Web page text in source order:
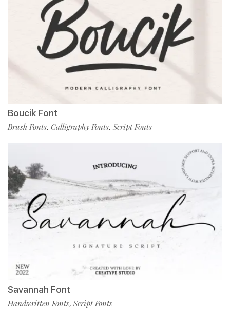
Boucik Font
Brush Fonts, Calligraphy Fonts, Script Fonts
Savannah Font
Handwritten Fonts, Script Fonts